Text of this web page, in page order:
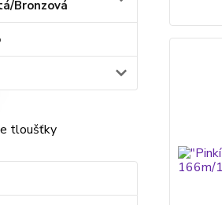
Bronzová
tloušťky